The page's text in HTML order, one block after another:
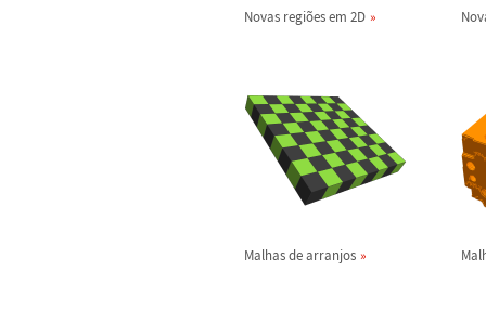
Novas regiões em 2D
Malhas de arranjos